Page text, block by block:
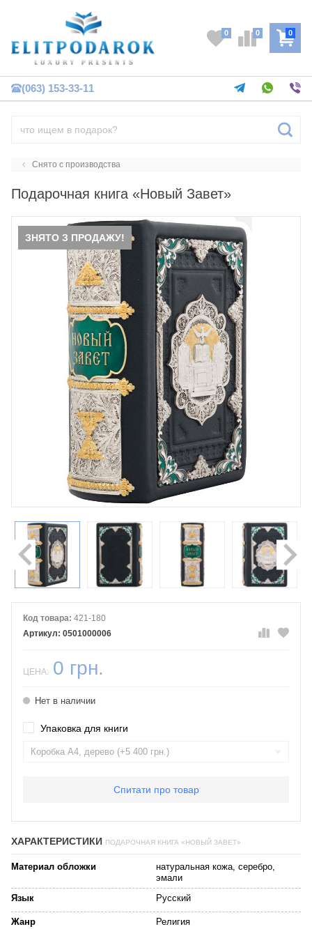
0
0 0
(063) 153-33-11
Снято с производства
Подарочная книга «Новый Завет»
ЗНЯТО З ПРОДАЖУ!
Код товара: 421-180
0501000006
ЦЕНА: 0 грн.
Нет в наличии
Упаковка для книги
Спитати про товар
ХАРАКТЕРИСТИКИ ПОДАРОЧНАЯ КНИГА «НОВЫЙ ЗАВЕТ»
Материал обложки
натуральная кожа, серебро,
эмали
Язык
Русский
Жанр Религия